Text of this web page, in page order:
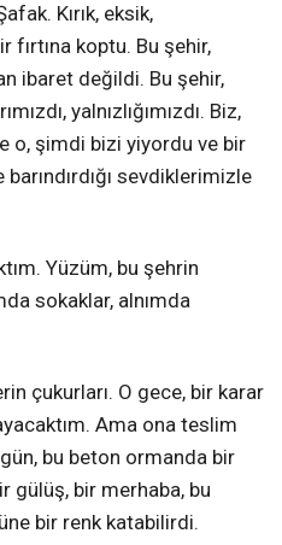
Kırık, eksik,
fırtına koptu. Bu şehir,
ibaret değildi. Bu şehir,
yalnızlığımızdı. Biz,
o, şimdi bizi yiyordu ve bir
sevdiklerimizle
Yüzüm, bu şehrin
sokaklar, alnımda
çukurları. O gece, bir karar
Ama ona teslim
bu beton ormanda bir
gülüş, bir merhaba, bu
bir renk katabilirdi.